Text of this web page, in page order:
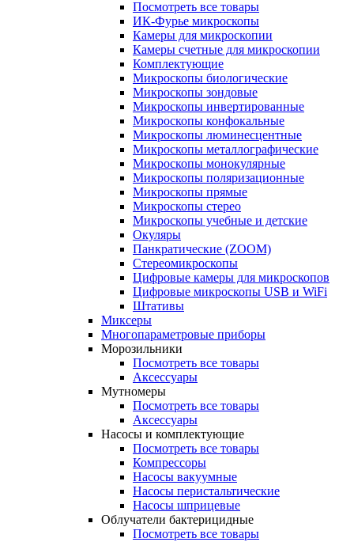
Посмотреть все товары
ИК-Фурье микроскопы
Камеры для микроскопии
Камеры счетные для микроскопии
Комплектующие
Микроскопы биологические
Микроскопы зондовые
Микроскопы инвертированные
Микроскопы конфокальные
Микроскопы люминесцентные
Микроскопы металлографические
Микроскопы монокулярные
Микроскопы поляризационные
Микроскопы прямые
Микроскопы стерео
Микроскопы учебные и детские
Окуляры
Панкратические (ZOOM)
Стереомикроскопы
Цифровые камеры для микроскопов
Цифровые микроскопы USB и WiFi
Штативы
Миксеры
Многопараметровые приборы
Морозильники
Посмотреть все товары
Аксессуары
Мутномеры
Посмотреть все товары
Аксессуары
Насосы и комплектующие
Посмотреть все товары
Компрессоры
Насосы вакуумные
Насосы перистальтические
Насосы шприцевые
Облучатели бактерицидные
Посмотреть все товары